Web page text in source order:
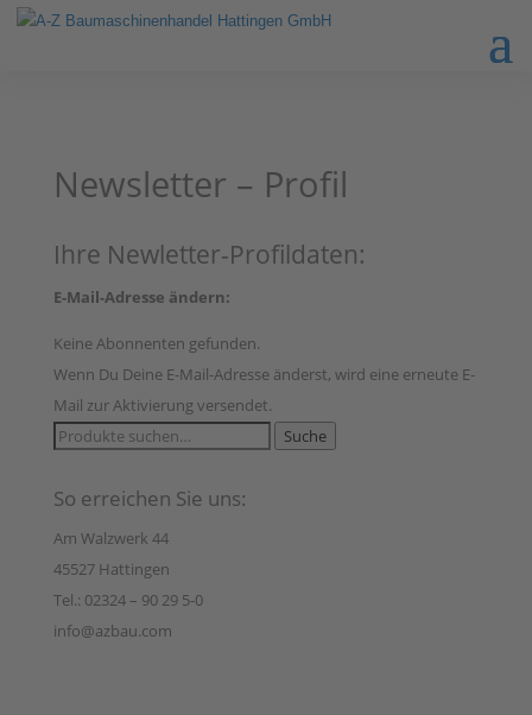
Newsletter – Profil
Ihre Newletter-Profildaten:
E-Mail-Adresse ändern:
Keine Abonnenten gefunden.
Wenn Du Deine E-Mail-Adresse änderst, wird eine erneute E-
Mail zur Aktivierung versendet.
Suche
Suche
So erreichen Sie uns:
Am Walzwerk 44
45527 Hattingen
Tel.: 02324 – 90 29 5-0
info@azbau.com